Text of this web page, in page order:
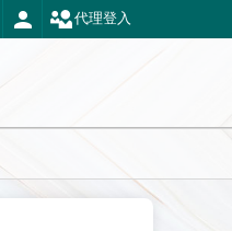
代理登入